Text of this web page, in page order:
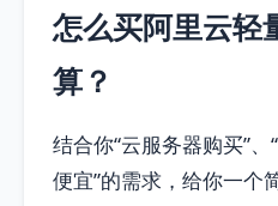
怎么买阿里云轻
算？
结合你“云服务器购买”
便宜”的需求，给你一个